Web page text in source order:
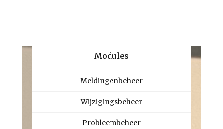
Modules
Meldingenbeheer
Wijzigingsbeheer
Probleembeheer